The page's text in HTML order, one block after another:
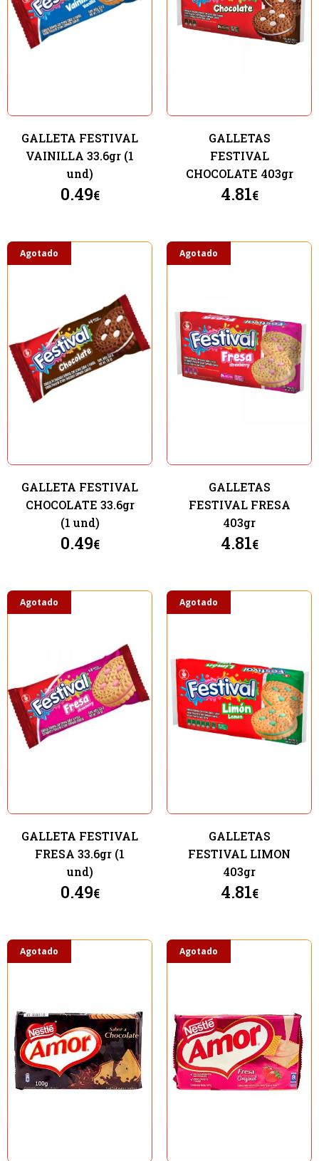
GALLETA FESTIVAL
VAINILLA 33.6gr (1
und)
0.49€
GALLETAS
FESTIVAL
CHOCOLATE 403gr
4.81€
Agotado
GALLETA FESTIVAL
CHOCOLATE 33.6gr
(1 und)
0.49€
Agotado
GALLETAS
FESTIVAL FRESA
403gr
4.81€
Agotado
GALLETA FESTIVAL
FRESA 33.6gr (1
und)
0.49€
Agotado
GALLETAS
FESTIVAL LIMON
403gr
4.81€
Agotado Agotado